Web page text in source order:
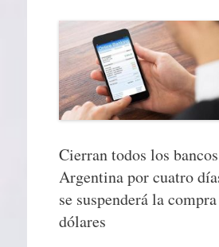
Cierran todos los
Argentina por cuatro
se suspenderá la
dólares